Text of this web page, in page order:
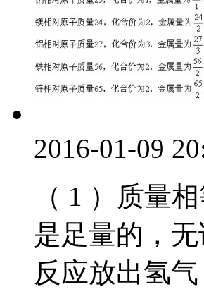
2016-01-09
（ 1 ）质量
是足量的，
反应放出氢